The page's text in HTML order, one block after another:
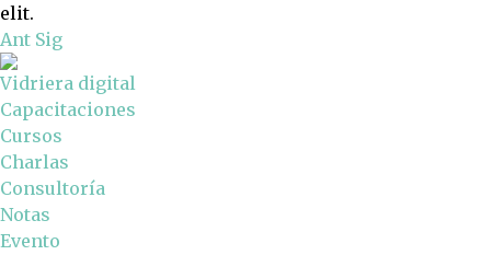
elit.
Ant Sig
Vidriera digital
Capacitaciones
Cursos
Charlas
Consultoría
Notas
Evento